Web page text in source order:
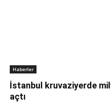
Haberler
İstanbul kruvaziyerde
açtı